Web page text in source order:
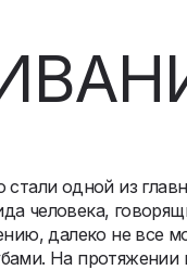
одной из
человека,
далеко не все
На